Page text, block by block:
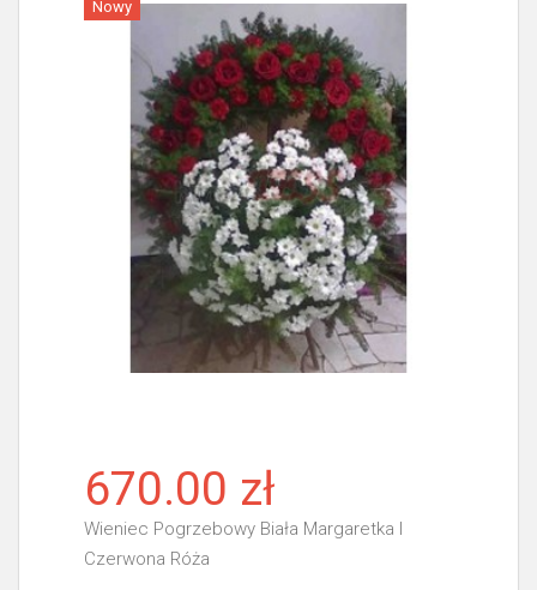
Nowy
670.00 zł
Wieniec Pogrzebowy Biała Margaretka I
Czerwona Róża